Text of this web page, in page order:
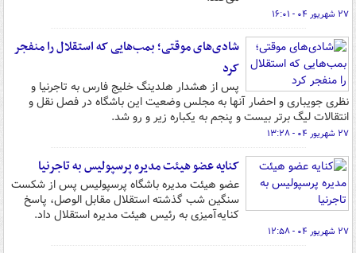
۲۷ شهریور ۰۴ - ۱۶:۰۱
شادی‌های موقتی؛ بمب‌هایی که استقلال را منفجر
کرد
پس از هشدار هلدینگ خلیج فارس به تاجرنیا و
نظری جویباری و احضار آنها به مجلس وضعیت این باشگاه در فصل نقل و
انتقالات لیگ برتر بیست و پنجم به یکباره زیر و رو شد.
۲۷ شهریور ۰۴ - ۱۳:۲۸
کنایه عضو هیئت مدیره پرسپولیس به تاجرنیا
عضو هیئت مدیره باشگاه پرسپولیس پس از شکست
سنگین شب گذشته استقلال مقابل الوصل، پاسخ
کنایه‌آمیزی به رئیس هیئت مدیره استقلال داد.
۲۷ شهریور ۰۴ - ۱۲:۵۸